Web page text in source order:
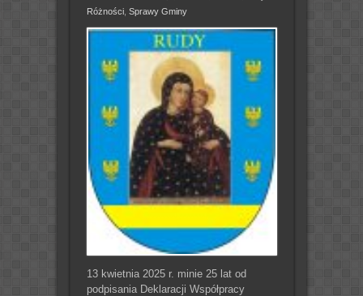
Różności, Sprawy Gminy
13 kwietnia 2025 r. minie 25 lat od
podpisania Deklaracji Współpracy